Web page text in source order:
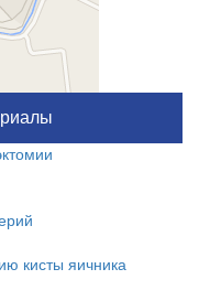
кисты яичника